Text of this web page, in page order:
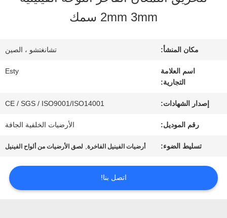
جولة
المصنع
الجودة
اتصل
بنا
2mm 3mm سمك
مكان المنشأ: تشانغتشو ، الصين
اسم العلامة
التجارية:
Esty
إصدار الشهادات: CE / SGS / ISO9001/ISO14001
رقم الموديل: الأرضيات الخلفية الجافة
تسليط الضوء: أرضيات الفينيل الفاخرة, لصق الأرضيات من ألواح الفينيل
اتصل بنا!